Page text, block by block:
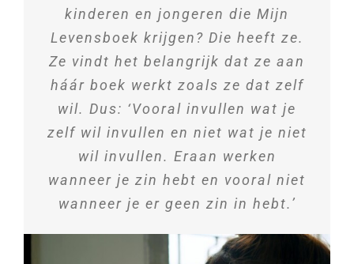
kinderen en jongeren die Mijn
Levensboek krijgen? Die heeft ze.
Ze vindt het belangrijk dat ze aan
háár boek werkt zoals ze dat zelf
wil. Dus: ‘Vooral invullen wat je
zelf wil invullen en niet wat je niet
wil invullen. Eraan werken
wanneer je zin hebt en vooral niet
wanneer je er geen zin in hebt.’